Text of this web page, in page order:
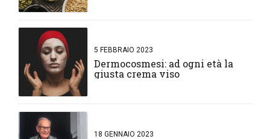
5 FEBBRAIO 2023
Dermocosmesi: ad ogni età la
giusta crema viso
18 GENNAIO 2023